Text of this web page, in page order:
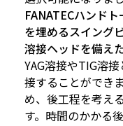
FANATECハンド
を埋めるスイング
溶接ヘッドを備え
YAG溶接やTIG溶
接することができ
め、後工程を考え
す。時間のかかる